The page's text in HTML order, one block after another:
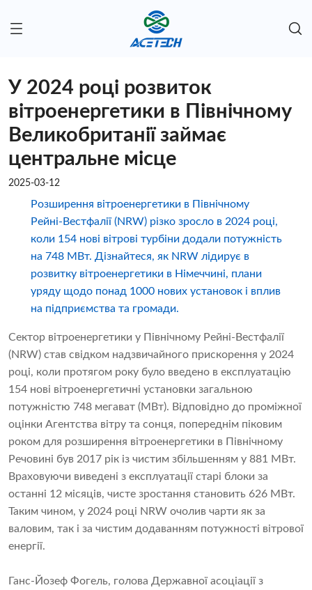
У 2024 році розвиток
вітроенергетики в Північному
Великобританії займає
центральне місце
2025-03-12
Розширення вітроенергетики в Північному
Рейні-Вестфалії (NRW) різко зросло в 2024 році,
коли 154 нові вітрові турбіни додали потужність
на 748 МВт. Дізнайтеся, як NRW лідирує в
розвитку вітроенергетики в Німеччині, плани
уряду щодо понад 1000 нових установок і вплив
на підприємства та громади.
Сектор вітроенергетики у Північному Рейні-Вестфалії
(NRW) став свідком надзвичайного прискорення у 2024
році, коли протягом року було введено в експлуатацію
154 нові вітроенергетичні установки загальною
потужністю 748 мегават (МВт). Відповідно до проміжної
оцінки Агентства вітру та сонця, попереднім піковим
роком для розширення вітроенергетики в Північному
Речовині був 2017 рік із чистим збільшенням у 881 МВт.
Враховуючи виведені з експлуатації старі блоки за
останні 12 місяців, чисте зростання становить 626 МВт.
Таким чином, у 2024 році NRW очолив чарти як за
валовим, так і за чистим додаванням потужності вітрової
енергії.
Ганс-Йозеф Фогель, голова Державної асоціації з